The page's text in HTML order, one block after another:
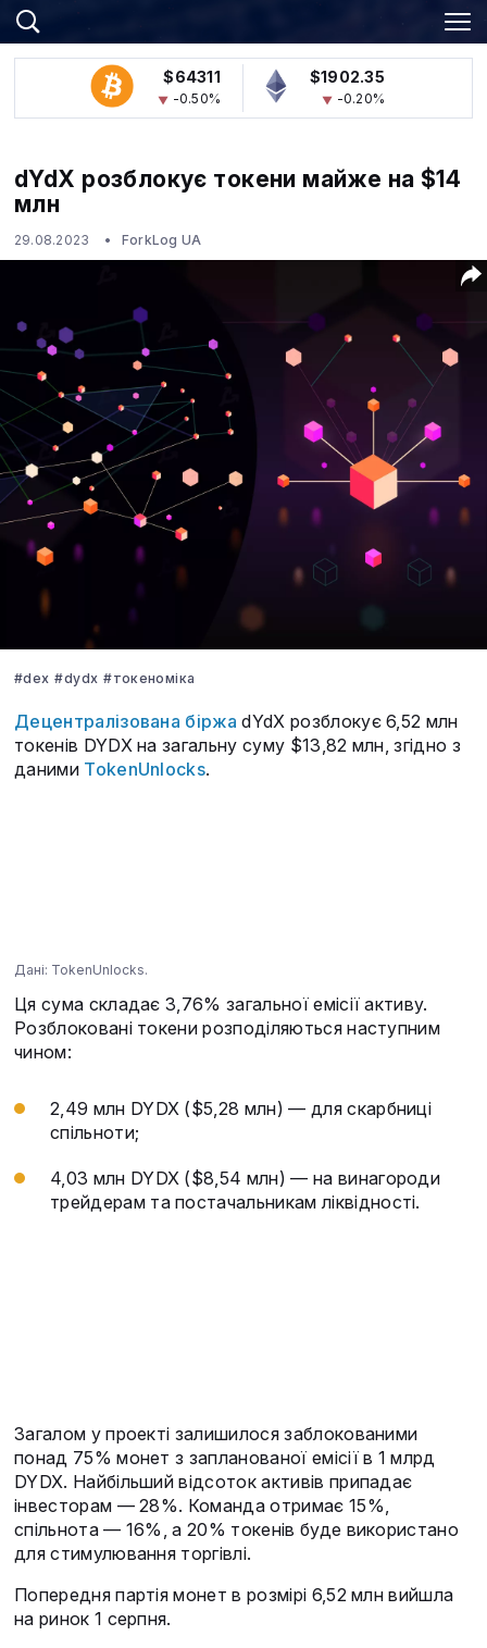
$64311
-0.50%
$1902.35
-0.20%
dYdX розблокує токени майже на $14
млн
29.08.2023 ForkLog UA
#dex #dydx #токеноміка
Децентралізована біржа dYdX розблокує 6,52 млн
токенів DYDX на загальну суму $13,82 млн, згідно з
даними TokenUnlocks.
Дані: TokenUnlocks.
Ця сума складає 3,76% загальної емісії активу.
Розблоковані токени розподіляються наступним
чином:
2,49 млн DYDX ($5,28 млн) — для скарбниці
спільноти;
4,03 млн DYDX ($8,54 млн) — на винагороди
трейдерам та постачальникам ліквідності.
Загалом у проекті залишилося заблокованими
понад 75% монет з запланованої емісії в 1 млрд
DYDX. Найбільший відсоток активів припадає
інвесторам — 28%. Команда отримає 15%,
спільнота — 16%, а 20% токенів буде використано
для стимулювання торгівлі.
Попередня партія монет в розмірі 6,52 млн вийшла
на ринок 1 серпня.